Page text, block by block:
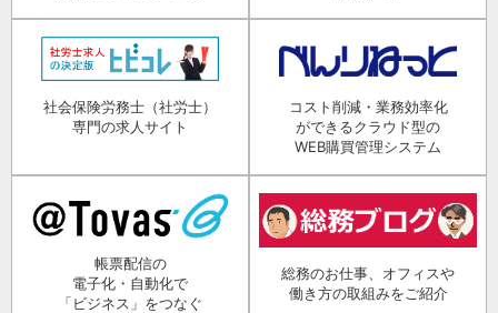
社会保険労務士（社労士）
専門の求人サイト
コスト削減・業務効率化
ができるクラウド型の
WEB購買管理システム
帳票配信の
電子化・自動化で
「ビジネス」をつなぐ
総務のお仕事、オフィスや
働き方の取組みをご紹介